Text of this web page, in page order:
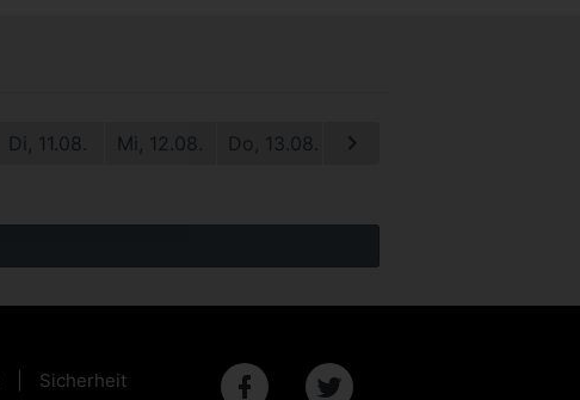
Di, 11.08. Mi, 12.08. Do, 13.08. Fr, 14.08.
Sicherheit